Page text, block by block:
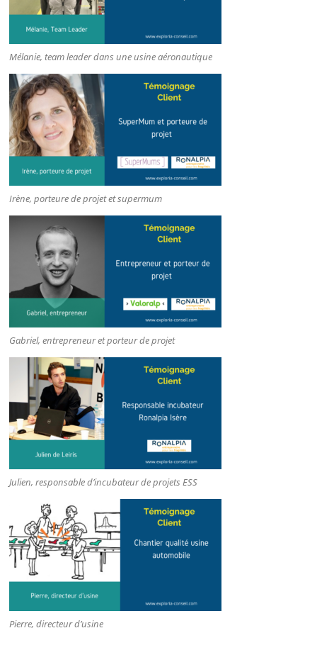
Mélanie, team leader dans une usine aéronautique
Irène, porteure de projet et supermum
Gabriel, entrepreneur et porteur de projet
Julien, responsable d’incubateur de projets ESS
Pierre, directeur d’usine